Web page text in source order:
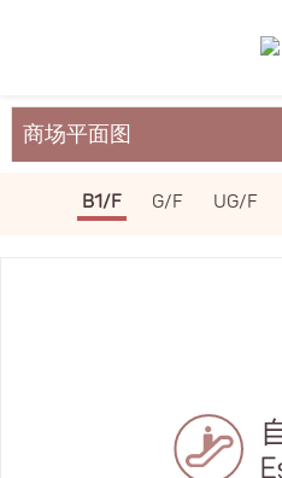
商场平面图
关于裕民坊
B1/F G/F UG/F